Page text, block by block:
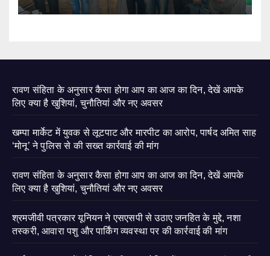
रावण संहिता के अनुसार कैसा होगा आप का आज का दिन, देखें आपके
लिए क्या है खुशियां, चुनौतियां और नए अवसर
खम्पा मार्केट में युवक से लूटपाट और मारपीट का आरोप, पार्षद अमित साह
‘मोनू’ ने पुलिस से की सख्त कार्रवाई की मांग
रावण संहिता के अनुसार कैसा होगा आप का आज का दिन, देखें आपके
लिए क्या है खुशियां, चुनौतियां और नए अवसर
श्रमजीवी पत्रकार यूनियन ने एसएसपी से उठाए जनहित के मुद्दे, नशा
तस्करी, आवारा पशु और पार्किंग व्यवस्था पर की कार्रवाई की मांग